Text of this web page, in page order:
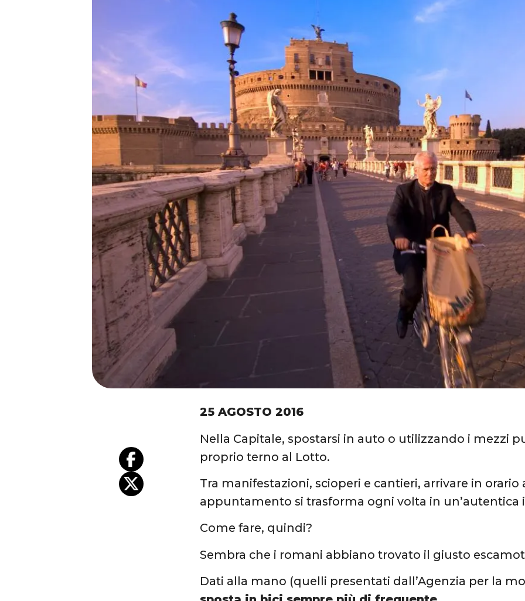
25 AGOSTO 2016
Nella Capitale, spostarsi in auto o utilizzando i mezzi
proprio terno al Lotto.
Tra manifestazioni, scioperi e cantieri, arrivare in orario
appuntamento si trasforma ogni volta in un’autentica
Come fare, quindi?
Sembra che i romani abbiano trovato il giusto
Dati alla mano (quelli presentati dall’Agenzia per la